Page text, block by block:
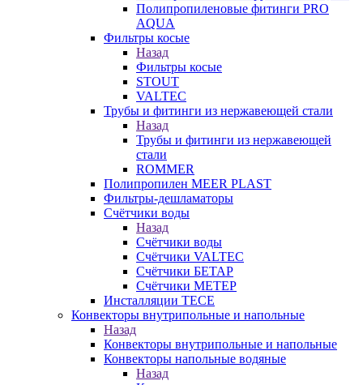
Полипропиленовые фитинги PRO
AQUA
Фильтры косые
Назад
Фильтры косые
STOUT
VALTEC
Трубы и фитинги из нержавеющей стали
Назад
Трубы и фитинги из нержавеющей
стали
ROMMER
Полипропилен MEER PLAST
Фильтры-дешламаторы
Счётчики воды
Назад
Счётчики воды
Счётчики VALTEC
Счётчики БЕТАР
Счётчики МЕТЕР
Инсталляции TECE
Конвекторы внутрипольные и напольные
Назад
Конвекторы внутрипольные и напольные
Конвекторы напольные водяные
Назад